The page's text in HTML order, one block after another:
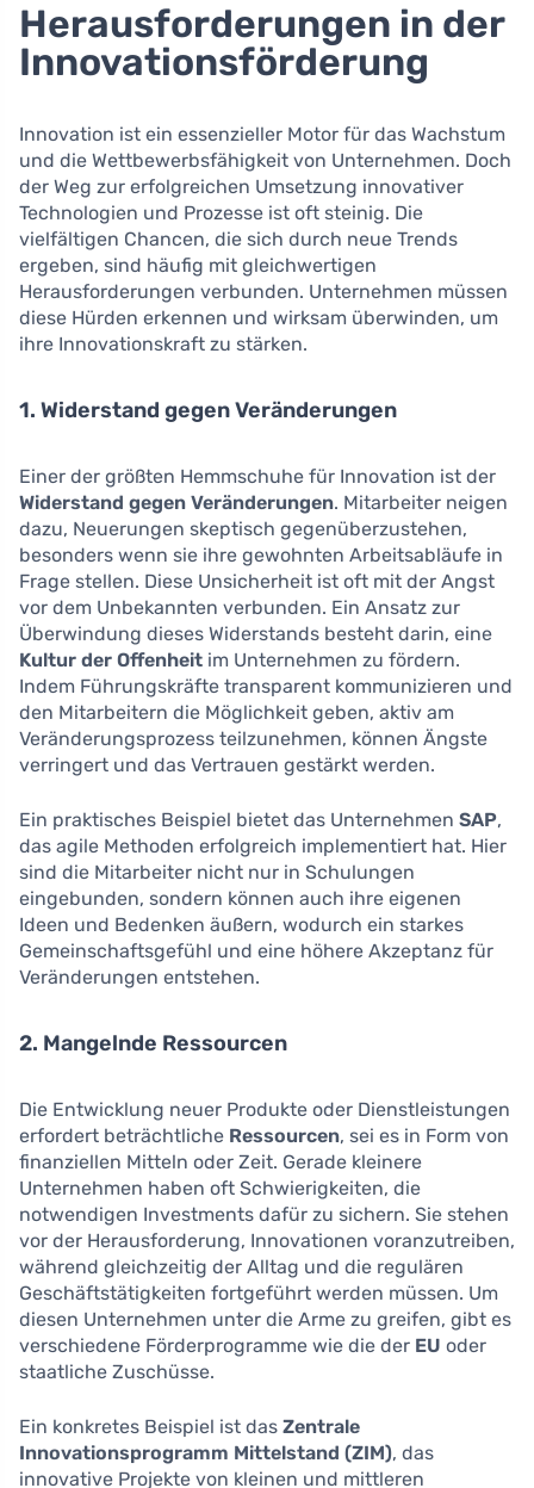
Herausforderungen in der
Innovationsförderung
Innovation ist ein essenzieller Motor für das Wachstum
und die Wettbewerbsfähigkeit von Unternehmen. Doch
der Weg zur erfolgreichen Umsetzung innovativer
Technologien und Prozesse ist oft steinig. Die
vielfältigen Chancen, die sich durch neue Trends
ergeben, sind häufig mit gleichwertigen
Herausforderungen verbunden. Unternehmen müssen
diese Hürden erkennen und wirksam überwinden, um
ihre Innovationskraft zu stärken.
1. Widerstand gegen Veränderungen
Einer der größten Hemmschuhe für Innovation ist der
Widerstand gegen Veränderungen. Mitarbeiter neigen
dazu, Neuerungen skeptisch gegenüberzustehen,
besonders wenn sie ihre gewohnten Arbeitsabläufe in
Frage stellen. Diese Unsicherheit ist oft mit der Angst
vor dem Unbekannten verbunden. Ein Ansatz zur
Überwindung dieses Widerstands besteht darin, eine
Kultur der Offenheit im Unternehmen zu fördern.
Indem Führungskräfte transparent kommunizieren und
den Mitarbeitern die Möglichkeit geben, aktiv am
Veränderungsprozess teilzunehmen, können Ängste
verringert und das Vertrauen gestärkt werden.
Ein praktisches Beispiel bietet das Unternehmen SAP,
das agile Methoden erfolgreich implementiert hat. Hier
sind die Mitarbeiter nicht nur in Schulungen
eingebunden, sondern können auch ihre eigenen
Ideen und Bedenken äußern, wodurch ein starkes
Gemeinschaftsgefühl und eine höhere Akzeptanz für
Veränderungen entstehen.
2. Mangelnde Ressourcen
Die Entwicklung neuer Produkte oder Dienstleistungen
erfordert beträchtliche Ressourcen, sei es in Form von
finanziellen Mitteln oder Zeit. Gerade kleinere
Unternehmen haben oft Schwierigkeiten, die
notwendigen Investments dafür zu sichern. Sie stehen
vor der Herausforderung, Innovationen voranzutreiben,
während gleichzeitig der Alltag und die regulären
Geschäftstätigkeiten fortgeführt werden müssen. Um
diesen Unternehmen unter die Arme zu greifen, gibt es
verschiedene Förderprogramme wie die der EU oder
staatliche Zuschüsse.
Ein konkretes Beispiel ist das Zentrale
Innovationsprogramm Mittelstand (ZIM), das
innovative Projekte von kleinen und mittleren